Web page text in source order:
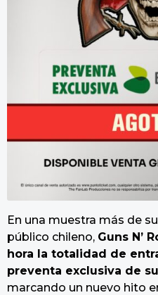
En una muestra más de
público chileno, Guns N’
hora la totalidad de
preventa exclusiva de
marcando un nuevo hito